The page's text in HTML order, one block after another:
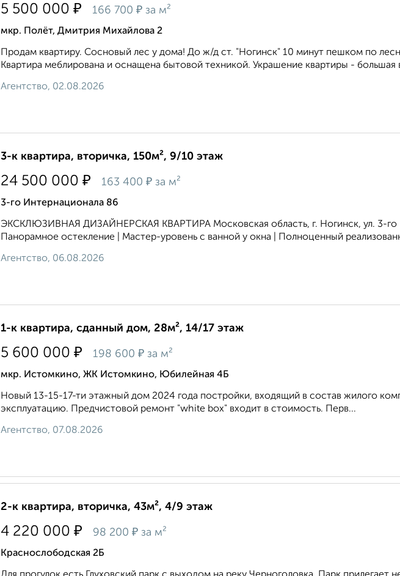
5 500 000 ₽ 166 700 ₽ за м²
мкр. Полёт, Дмитрия Михайлова 2
Продам квартиру. Сосновый лес у дома! До ж/д ст. "Ногинск" 10 минут пешком по
Квартира меблирована и оснащена бытовой техникой. Украшение квартиры - большая
Агентство, 02.08.2026
3-к квартира, вторичка, 150м², 9/10 этаж
24 500 000 ₽ 163 400 ₽ за м²
3-го Интернационала 86
ЭКСКЛЮЗИВНАЯ ДИЗАЙНЕРСКАЯ КВАРТИРА Московская область, г. Ногинск, ул. 3-го
Панорамное остекление | Мастер-уровень с ванной у окна | Полноценный
Агентство, 06.08.2026
1-к квартира, сданный дом, 28м², 14/17 этаж
5 600 000 ₽ 198 600 ₽ за м²
мкр. Истомкино, ЖК Истомкино, Юбилейная 4Б
Новый 13-15-17-ти этажный дом 2024 года постройки, входящий в состав жилого
эксплуатацию. Предчистовой ремонт "white box" входит в стоимость. Перв...
Агентство, 07.08.2026
2-к квартира, вторичка, 43м², 4/9 этаж
4 220 000 ₽ 98 200 ₽ за м²
Краснослободская 2Б